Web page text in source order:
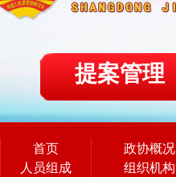
提案管理
首页
人员组成
政协概况
组织机构